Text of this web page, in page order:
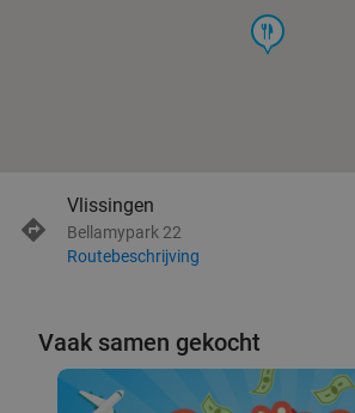
food
Vlissingen
Bellamypark 22
Routebeschrijving
Vaak samen gekocht